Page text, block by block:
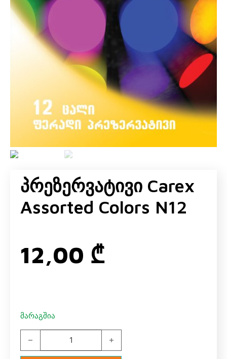
Პრეზერვატივი Carex
Assorted Colors N12
12,00 ₾
მარაგშია
პრეზერვატივი Carex assorted Colors N12 quantity